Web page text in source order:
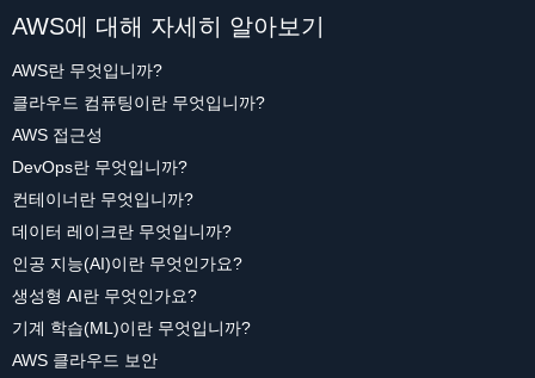
AWS에 대해 자세히 알아보기
AWS란 무엇입니까?
클라우드 컴퓨팅이란 무엇입니까?
AWS 접근성
DevOps란 무엇입니까?
컨테이너란 무엇입니까?
데이터 레이크란 무엇입니까?
인공 지능(AI)이란 무엇인가요?
생성형 AI란 무엇인가요?
기계 학습(ML)이란 무엇입니까?
AWS 클라우드 보안